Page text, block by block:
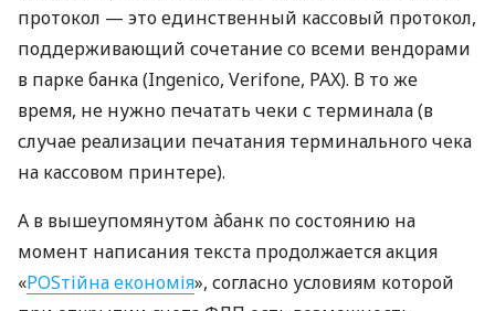
протокол — это единственный кассовый протокол,
поддерживающий сочетание со всеми вендорами
в парке банка (Ingenico, Verifone, PAX). В то же
время, не нужно печатать чеки с терминала (в
случае реализации печатания терминального чека
на кассовом принтере).
А в вышеупомянутом àбанк по состоянию на
момент написания текста продолжается акция
«POSтійна економія», согласно условиям которой